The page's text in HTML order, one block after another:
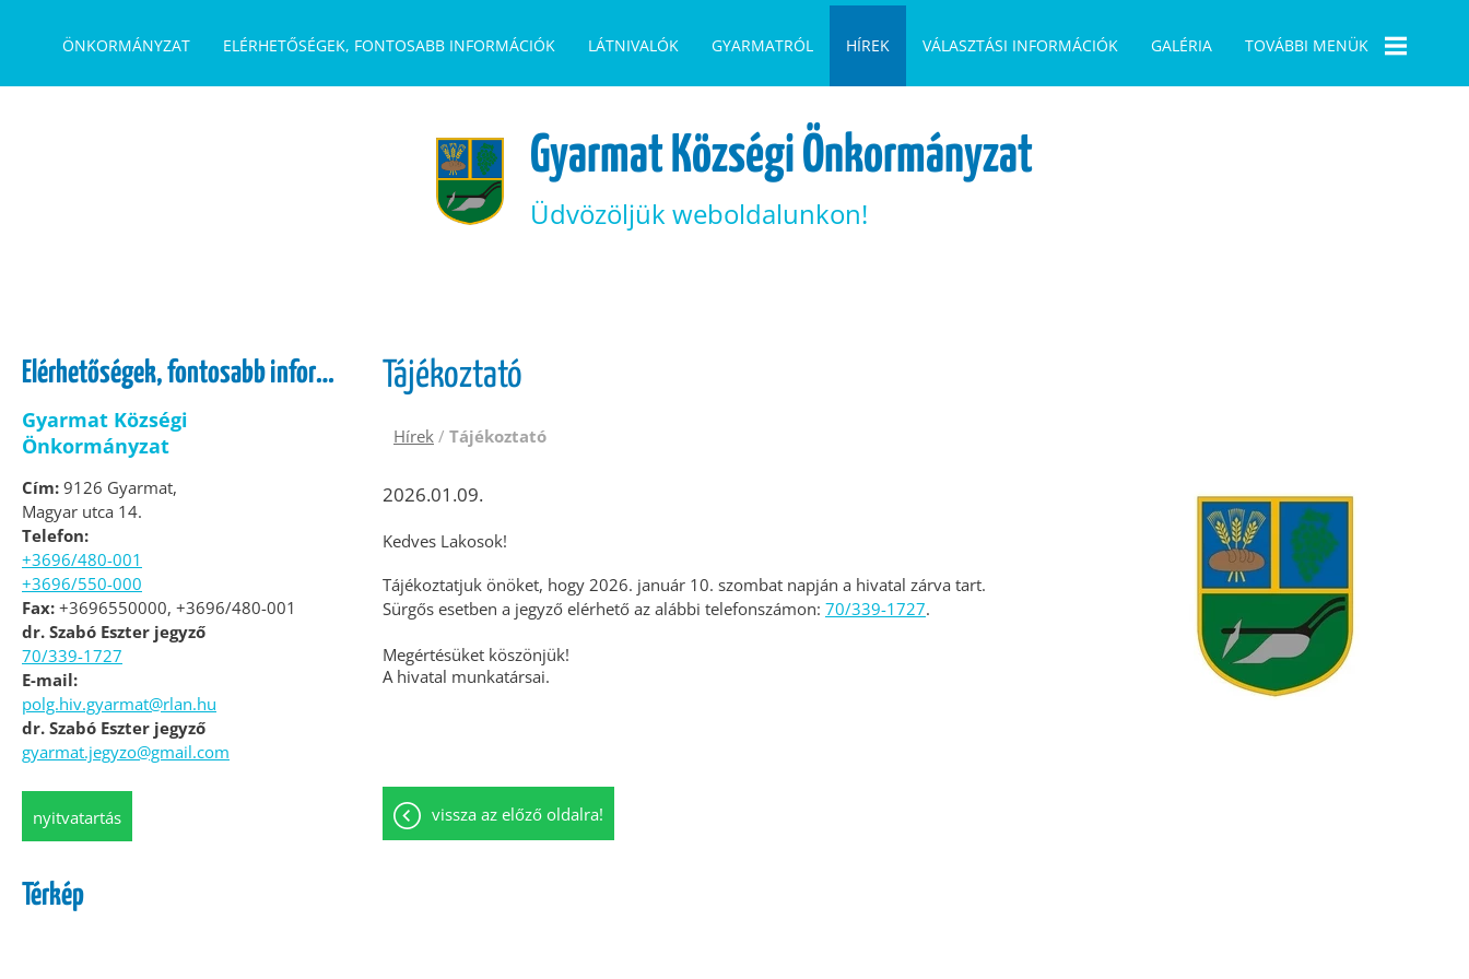
ÖNKORMÁNYZAT ELÉRHETŐSÉGEK, FONTOSABB INFORMÁCIÓK LÁTNIVALÓK GYARMATRÓL HÍREK VÁLASZTÁSI INFORMÁCIÓK GALÉRIA TOVÁBBI MENÜK
NYILVÁNTARTÁSOK
KÉPVISELŐ-TESTÜLET
TELEPÜLÉS ARCULATI
KÉZIKÖNYV
Gyarmat Községi Önkormányzat
Üdvözöljük weboldalunkon!
Elérhetőségek, fontosabb információk
Gyarmat Községi
Önkormányzat
Cím: 9126 Gyarmat,
Magyar utca 14.
Telefon:
+3696/480-001
+3696/550-000
Fax: +3696550000, +3696/480-001
dr. Szabó Eszter jegyző
70/339-1727
E-mail:
polg.hiv.gyarmat@rlan.hu
dr. Szabó Eszter jegyző
gyarmat.jegyzo@gmail.com
nyitvatartás
Térkép
Tájékoztató
Hírek / Tájékoztató
2026.01.09.
Kedves Lakosok!
Tájékoztatjuk önöket, hogy 2026. január 10. szombat napján a hivatal zárva tart.
Sürgős esetben a jegyző elérhető az alábbi telefonszámon: 70/339-1727.
Megértésüket köszönjük!
A hivatal munkatársai.
vissza az előző oldalra!